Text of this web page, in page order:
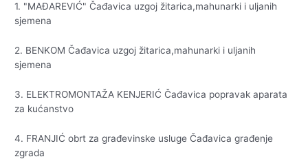
1. "MAĐAREVIĆ" Čađavica uzgoj žitarica,mahunarki i uljanih
sjemena
2. BENKOM Čađavica uzgoj žitarica,mahunarki i uljanih
sjemena
3. ELEKTROMONTAŽA KENJERIĆ Čađavica popravak aparata
za kućanstvo
4. FRANJIĆ obrt za građevinske usluge Čađavica građenje
zgrada